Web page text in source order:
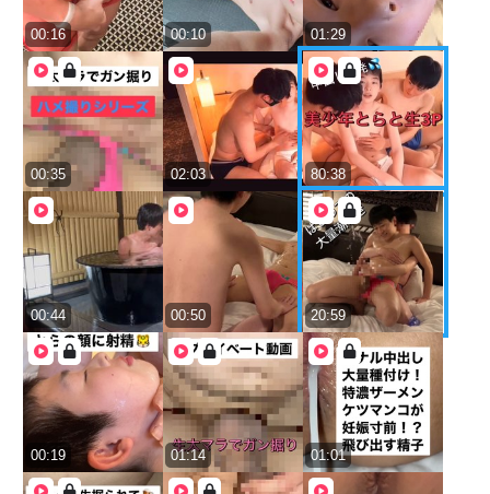
00:16 00:10 01:29
00:35 02:03 80:38
00:44 00:50 20:59
00:19 01:14 01:01